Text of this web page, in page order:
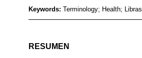
Keywords: Terminology; Health; Libras
RESUMEN